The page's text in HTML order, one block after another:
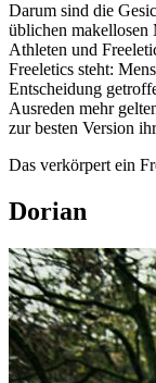
Darum sind die
üblichen makellosen
Athleten und
Freeletics steht:
Entscheidung
Ausreden mehr
zur besten Version
Das verkörpert ein
Dorian